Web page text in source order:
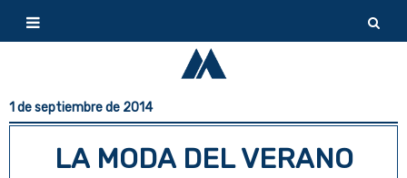
1 de septiembre de 2014
LA MODA DEL VERANO